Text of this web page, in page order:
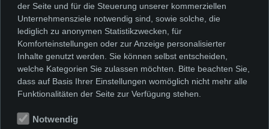
Das Kartenset ist ein fester Bestandteil
des Vermittlungsprogramm zur
Sammlungspräsentation NEU
AUFGESTELLT und kann im Rahmen
eines Workshops – oder auch im
der Seite und für die Steuerung unserer kommerziellen
Unternehmensziele notwendig sind, sowie solche, die
lediglich zu anonymen Statistikzwecken, für
Komforteinstellungen oder zur Anzeige personalisierter
Inhalte genutzt werden. Sie können selbst entscheiden,
welche Kategorien Sie zulassen möchten. Bitte beachten Sie,
dass auf Basis Ihrer Einstellungen womöglich nicht mehr alle
Funktionalitäten der Seite zur Verfügung stehen.
Notwendig